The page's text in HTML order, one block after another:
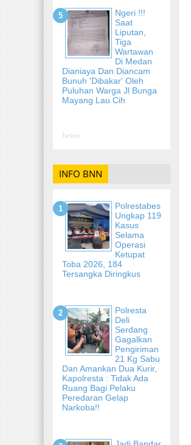
Ngeri !!!
Saat
Liputan,
Tiga
Wartawan
Di Medan
Dianiaya Dan Diancam
Bunuh 'Dibakar' Oleh
Puluhan Warga Jl Bunga
Mayang Lau Cih
Terkini
INFO BNN
Polrestabes
Ungkap 119
Kasus
Selama
Operasi
Ketupat
Toba 2026, 184
Tersangka Diringkus
Polresta
Deli
Serdang
Gagalkan
Pengiriman
21 Kg Sabu
Dan Amankan Dua Kurir,
Kapolresta : Tidak Ada
Ruang Bagi Pelaku
Peredaran Gelap
Narkoba!!